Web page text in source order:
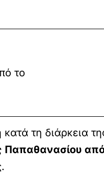
το
τη διάρκεια
Παπαθανασίου από